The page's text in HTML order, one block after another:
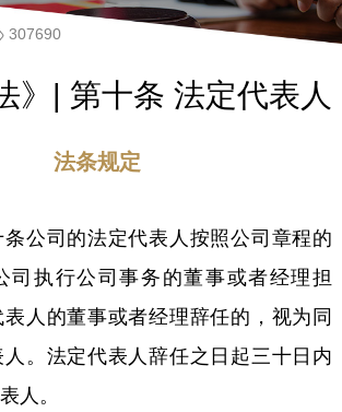
307690
》| 第十条 法定代表人
法条规定
条公司的法定代表人按照公司章程的
司执行公司事务的董事或者经理担
人的董事或者经理辞任的，视为同
。 法定代表人辞任之日起三十日内
人。